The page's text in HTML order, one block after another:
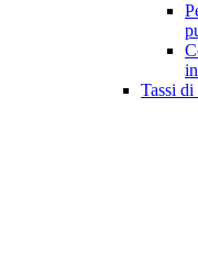
Tassi di